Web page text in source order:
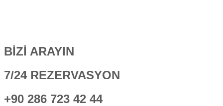
BİZİ ARAYIN
7/24 REZERVASYON
+90 286 723 42 44